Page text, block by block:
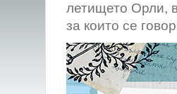
летището Орли,
за които се